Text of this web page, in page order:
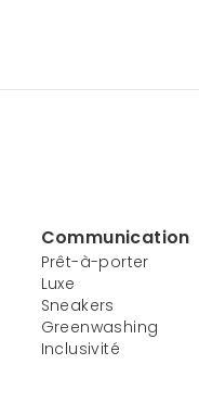
Communication
Prêt-à-porter
Luxe
Sneakers
Greenwashing
Inclusivité